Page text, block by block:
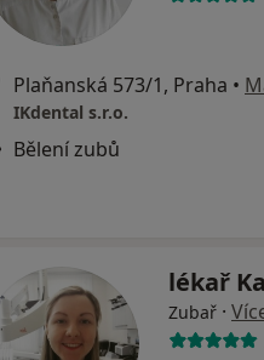
Plaňanská 573/1, Praha •
IKdental s.r.o.
Bělení zubů
lékař
Zubař ·